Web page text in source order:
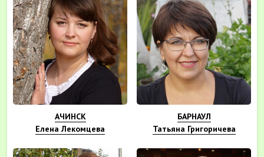
АЧИНСК
Елена Лекомцева
БАРНАУЛ
Татьяна Григоричева